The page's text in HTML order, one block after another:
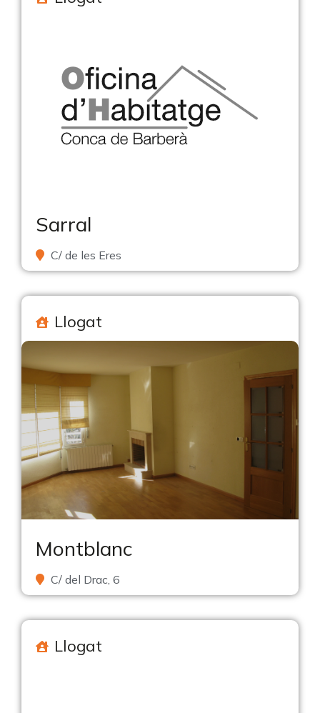
Sarral
C/ de les Eres
Llogat
Montblanc
C/ del Drac, 6
Llogat